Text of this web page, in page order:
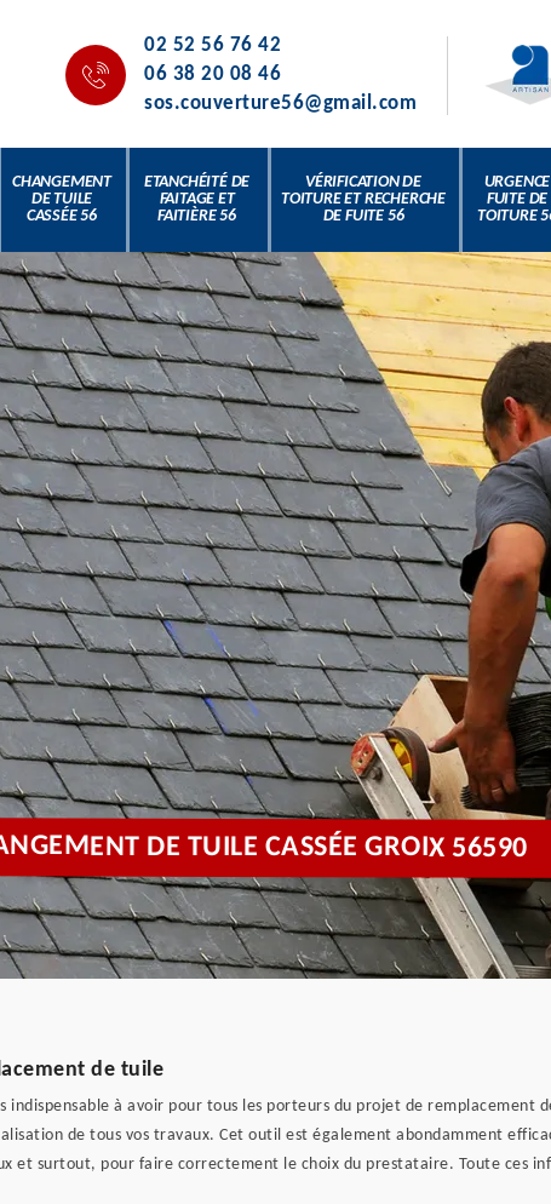
02 52 56 76 42
06 38 20 08 46
sos.couverture56@gmail.com
CHANGEMENT
DE TUILE
CASSÉE 56
ETANCHÉITÉ DE
FAITAGE ET
FAITIÈRE 56
VÉRIFICATION DE
TOITURE ET RECHERCHE
DE FUITE 56
URGENCE
FUITE DE
TOITURE
DE TUILE CASSÉE GROIX 56590
de tuile
indispensable à avoir pour tous les porteurs du projet de remplacement
de tous vos travaux. Cet outil est également abondamment
et surtout, pour faire correctement le choix du prestataire. Toute ces